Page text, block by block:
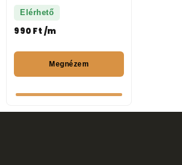
Elérhető
990 Ft /m
Megnézem